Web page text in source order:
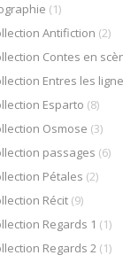
(1)
Antifiction (2)
Contes en
Entres les
Esparto (8)
Osmose (3)
passages (6)
Pétales (2)
Récit (9)
Regards 1 (1)
Regards 2 (1)